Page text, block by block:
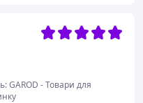
GAROD - Товари для